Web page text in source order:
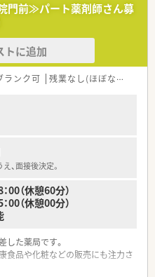
門前≫パート薬剤師さん募
トに追加
ランク可 残業なし(ほぼなし含む)
、面接後決定。
（休憩60分）
休憩00分）
た薬局です。
食品や化粧などの販売にも注力さ